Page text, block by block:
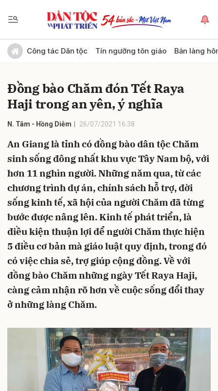
Công tác Dân tộc Tín ngưỡng tôn giáo Bản làng
Đồng bào Chăm đón Tết Raya
Haji trong an yên, ý nghĩa
N. Tâm - Hồng Diễm 26/07/2021 16:38
An Giang là tỉnh có đồng bào dân tộc Chăm
sinh sống đông nhất khu vực Tây Nam bộ, với
hơn 11 nghìn người. Những năm qua, từ các
chương trình dự án, chính sách hỗ trợ, đời
sống kinh tế, xã hội của người Chăm đã từng
bước được nâng lên. Kinh tế phát triển, là
điều kiện thuận lợi để người Chăm thực hiện
5 điều cơ bản mà giáo luật quy định, trong đó
có việc chia sẻ, trợ giúp cộng đồng. Về với
đồng bào Chăm những ngày Tết Raya Haji,
càng cảm nhận rõ hơn về cuộc sống đổi thay
ở những làng Chăm.
Gửi bình luận
Hủy Gửi